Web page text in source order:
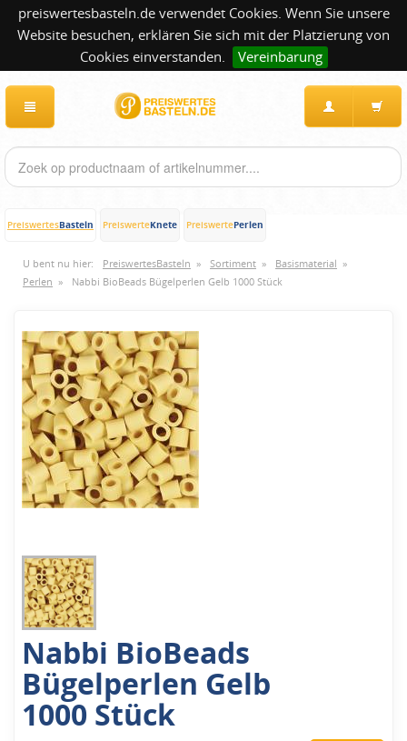
preiswertesbasteln.de verwendet Cookies. Wenn Sie unsere
Website besuchen, erklären Sie sich mit der Platzierung von
Cookies einverstanden.
Vereinbarung
PreiswertesBasteln PreiswerteKnete PreiswertePerlen
U bent nu hier: PreiswertesBasteln » Sortiment » Basismaterial »
Perlen » Nabbi BioBeads Bügelperlen Gelb 1000 Stück
Nabbi BioBeads
Bügelperlen Gelb
1000 Stück